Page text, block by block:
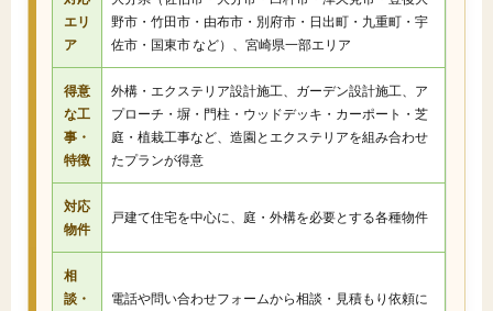
エリ
ア
野市・竹田市・由布市・別府市・日出町・九重町・宇
佐市・国東市 など）、宮崎県一部エリア
得意
な工
事・
特徴
外構・エクステリア設計施工、ガーデン設計施工、ア
プローチ・塀・門柱・ウッドデッキ・カーポート・芝
庭・植栽工事など、造園とエクステリアを組み合わせ
たプランが得意
対応
物件
戸建て住宅を中心に、庭・外構を必要とする各種物件
相
談・
電話や問い合わせフォームから相談・見積もり依頼に